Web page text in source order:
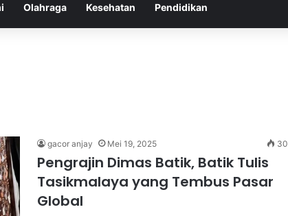
Olahraga Kesehatan Pendidikan
gacor anjay Mei 19, 2025 30
Pengrajin Dimas Batik, Batik Tulis
Tasikmalaya yang Tembus Pasar
Global